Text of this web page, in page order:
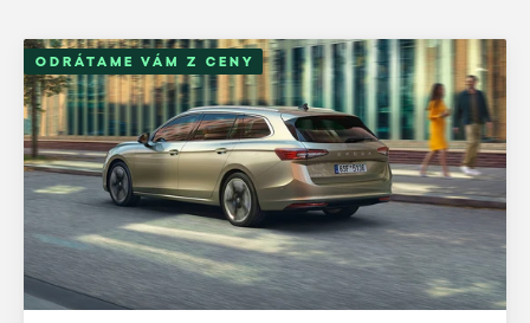
ODRÁTAME VÁM Z CENY